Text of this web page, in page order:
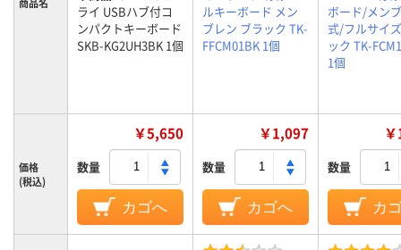
ライ USBハブ付コ
ンパクトキーボード
SKB-KG2UH3BK 1個
ルキーボード メン
ブレン ブラック TK-
FFCM01BK 1個
ボード/メン
式/フルサイ
ック TK-
1個
価格
(税込)
￥5,650
数量
カゴへ
￥1,097
数量
カゴへ
数量
カ